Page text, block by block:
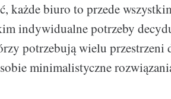
każde biuro to przede
indywidualne potrzeby
potrzebują wielu przestrzeni
minimalistyczne